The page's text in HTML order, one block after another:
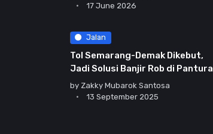
17 June 2026
Jalan
Tol Semarang-Demak Dikebut,
Jadi Solusi Banjir Rob di Pantura
by Zakky Mubarok Santosa
13 September 2025